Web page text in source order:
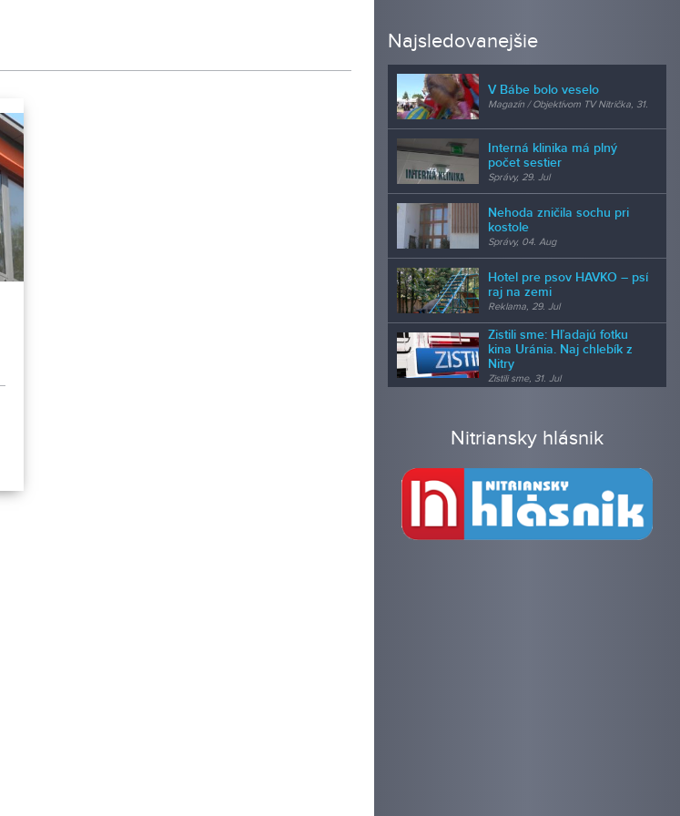
Najsledovanejšie
V Bábe bolo veselo
Magazín / Objektívom TV Nitrička, 31.
Interná klinika má plný
počet sestier
Správy, 29. Jul
Nehoda zničila sochu pri
kostole
Správy, 04. Aug
Hotel pre psov HAVKO – psí
raj na zemi
Reklama, 29. Jul
Zistili sme: Hľadajú fotku
kina Uránia. Naj chlebík z
Nitry
Zistili sme, 31. Jul
Nitriansky hlásnik